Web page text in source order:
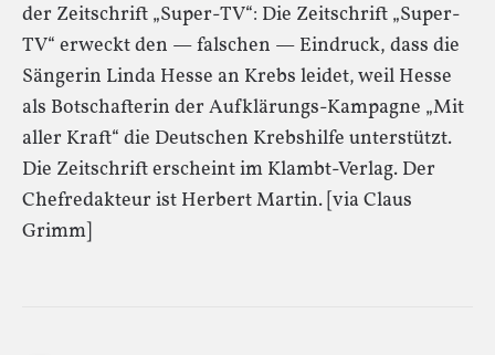
der Zeitschrift „Super-TV“: Die Zeitschrift „Super-
TV“ erweckt den — falschen — Eindruck, dass die
Sängerin Linda Hesse an Krebs leidet, weil Hesse
als Botschafterin der Aufklärungs-Kampagne „Mit
aller Kraft“ die Deutschen Krebshilfe unterstützt.
Die Zeitschrift erscheint im Klambt-Verlag. Der
Chefredakteur ist Herbert Martin. [via Claus
Grimm]